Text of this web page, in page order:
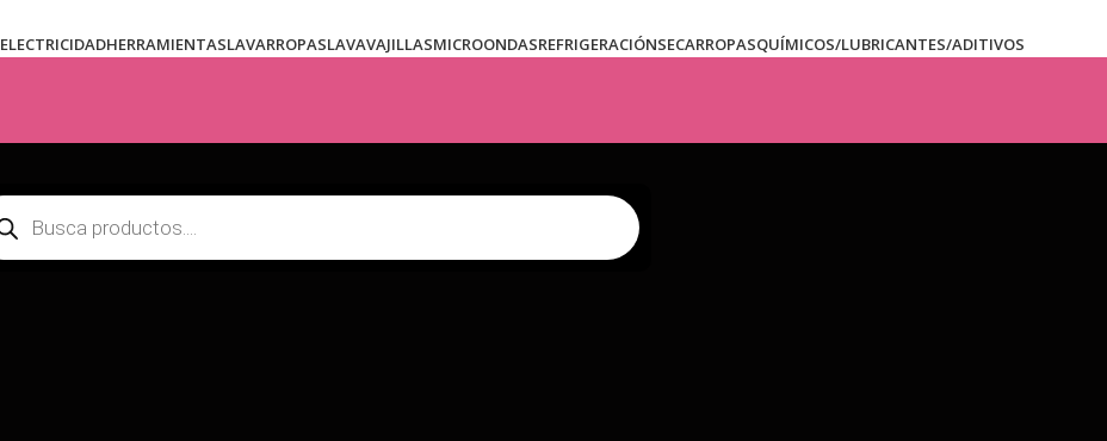
ELECTRICIDADHERRAMIENTASLAVARROPASLAVAVAJILLASMICROONDASREFRIGERACIÓNSECARROPASQUÍMICOS/LUBRICANTES/ADITIVOS